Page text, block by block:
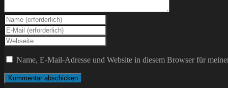
Gib
deinen
Namen
oder
Benutzernamen
zum
Kommentieren
ein
Gib
deine
E-
Mail-
Adresse
zum
Kommentieren
Gib
deine
Website-
ein
(optional)
Name, E-Mail-Adresse und Website in diesem Browser für